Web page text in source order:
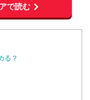
で読む
る？